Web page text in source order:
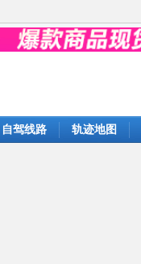
自驾线路 轨迹地图